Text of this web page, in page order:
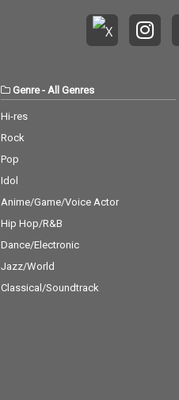
Genre- All Genres
Hi-res
Rock
Pop
Idol
Anime/Game/Voice Actor
Hip Hop/R&B
Dance/Electronic
Jazz/World
Classical/Soundtrack